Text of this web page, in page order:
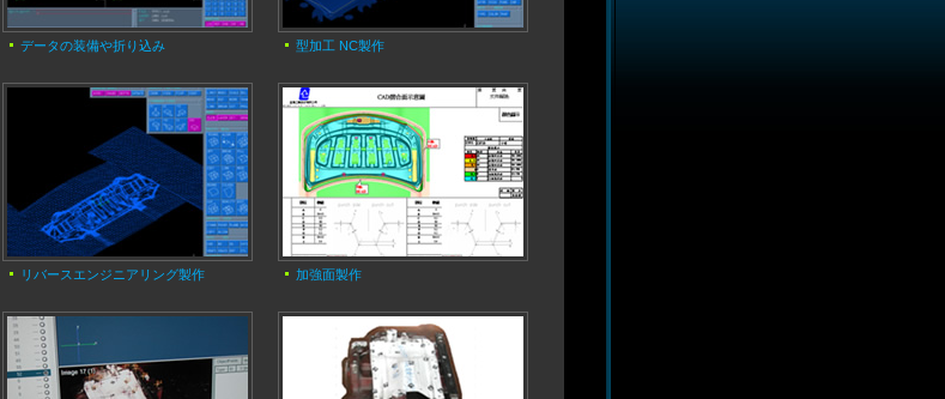
データの装備や折り込み 型加工 NC製作
リバースエンジニアリング製作 加強面製作